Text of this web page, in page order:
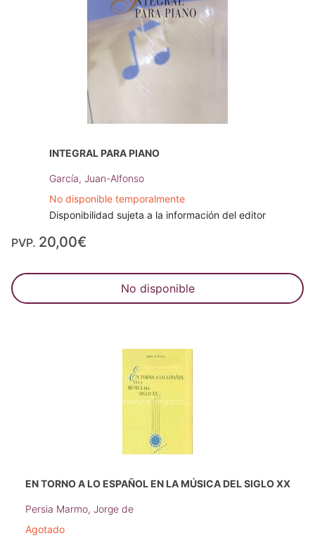
INTEGRAL PARA PIANO
García, Juan-Alfonso
No disponible temporalmente
Disponibilidad sujeta a la información del editor
PVP. 20,00€
No disponible
EN TORNO A LO ESPAÑOL EN LA MÚSICA DEL SIGLO XX
Persia Marmo, Jorge de
Agotado